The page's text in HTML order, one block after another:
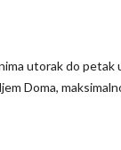
utorak do
Doma,